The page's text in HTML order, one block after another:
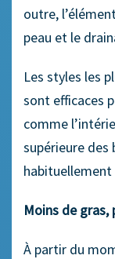
outre,
peau et le
Les styles les
sont efficaces
comme
supérieure des
habituellement
Moins de gras,
À partir du